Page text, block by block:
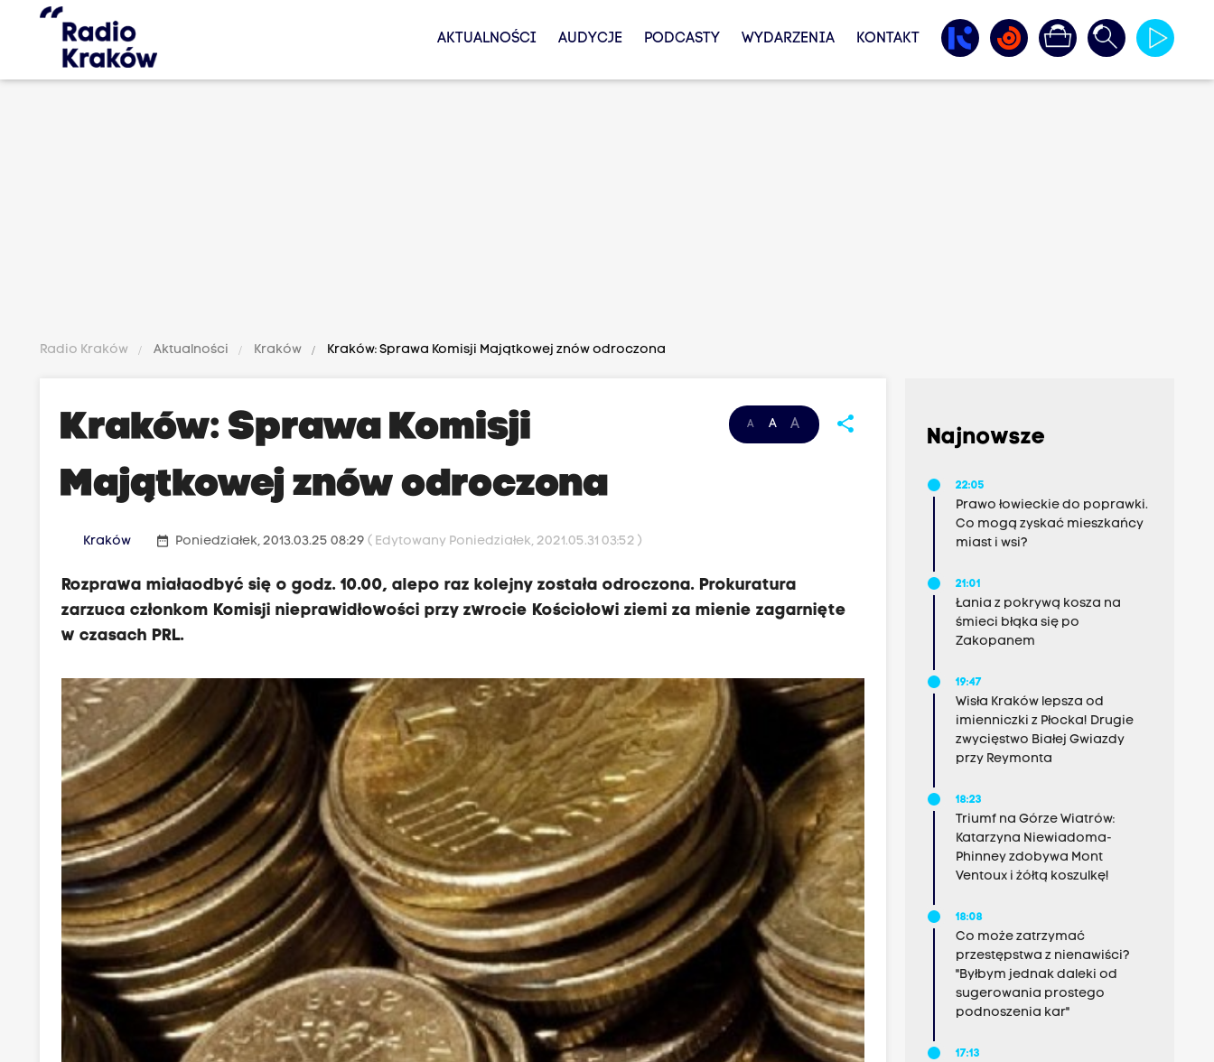
AKTUALNOŚCI AUDYCJE PODCASTY WYDARZENIA KONTAKT
Radio Kraków Aktualności Kraków Kraków: Sprawa Komisji Majątkowej znów odroczona
A A A share
Kraków: Sprawa Komisji
Majątkowej znów odroczona
Kraków date_range Poniedziałek, 2013.03.25 08:29( Edytowany Poniedziałek, 2021.05.31 03:52 )
Rozprawa miałaodbyć się o godz. 10.00, alepo raz kolejny została odroczona. Prokuratura
zarzuca członkom Komisji nieprawidłowości przy zwrocie Kościołowi ziemi za mienie zagarnięte
w czasach PRL.
Najnowsze
22:05
Prawo łowieckie do poprawki.
Co mogą zyskać mieszkańcy
miast i wsi?
21:01
Łania z pokrywą kosza na
śmieci błąka się po
Zakopanem
19:47
Wisła Kraków lepsza od
imienniczki z Płocka! Drugie
zwycięstwo Białej Gwiazdy
przy Reymonta
18:23
Triumf na Górze Wiatrów:
Katarzyna Niewiadoma-
Phinney zdobywa Mont
Ventoux i żółtą koszulkę!
18:08
Co może zatrzymać
przestępstwa z nienawiści?
"Byłbym jednak daleki od
sugerowania prostego
podnoszenia kar"
17:13